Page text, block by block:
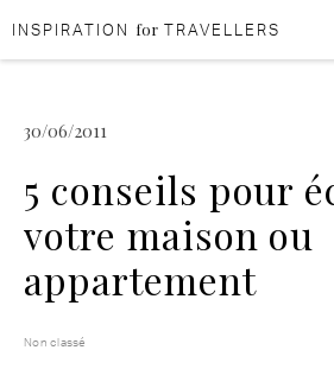
Aller au contenu
Aller au menu
INSPIRATION for TRAVELLERS
30/06/2011
5 conseils pour
votre maison ou
appartement
Non classé